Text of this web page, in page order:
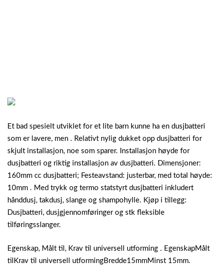
Et bad spesielt utviklet for et lite barn kunne ha en dusjbatteri
som er lavere, men . Relativt nylig dukket opp dusjbatteri for
skjult installasjon, noe som sparer. Installasjon høyde for
dusjbatteri og riktig installasjon av dusjbatteri. Dimensjoner:
160mm cc dusjbatteri; Festeavstand: justerbar, med total høyde:
10mm . Med trykk og termo statstyrt dusjbatteri inkludert
hånddusj, takdusj, slange og shampohylle. Kjøp i tillegg:
Dusjbatteri, dusjgjennomføringer og stk fleksible
tilføringsslanger.
Egenskap, Målt til, Krav til universell utforming . EgenskapMålt
tilKrav til universell utformingBredde15mmMinst 15mm.